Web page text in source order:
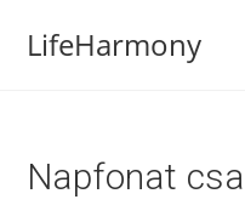
LifeHarmony
Napfonat